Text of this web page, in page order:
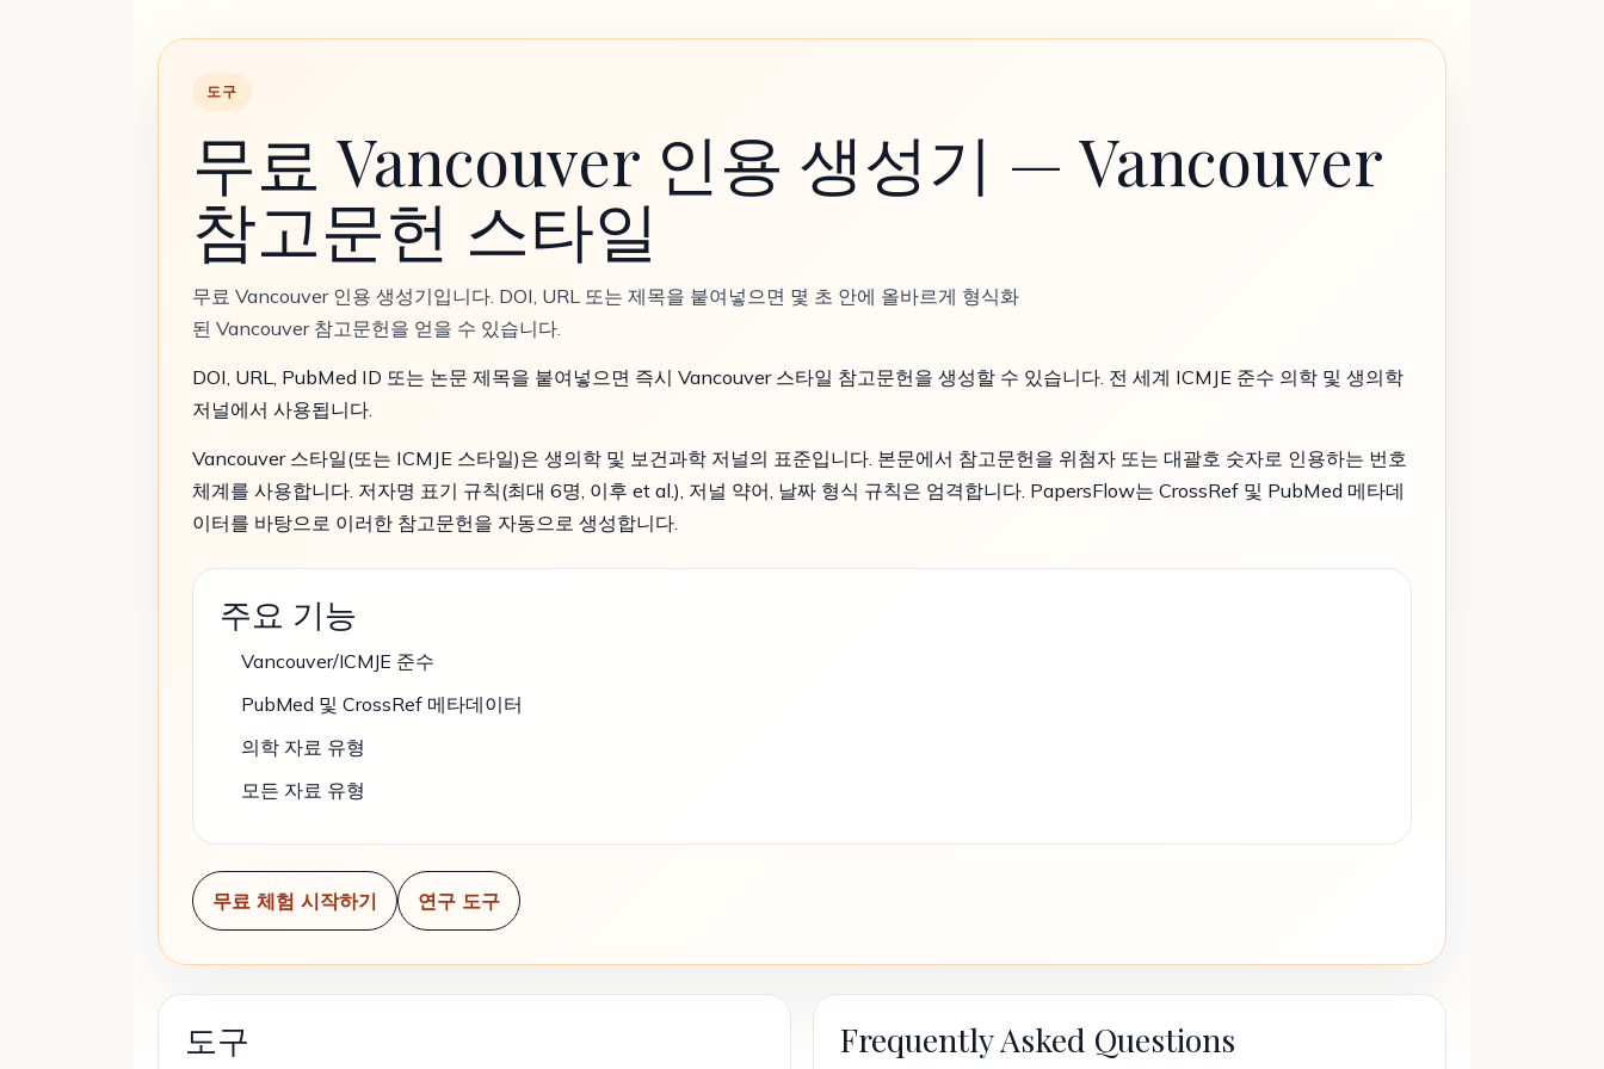
도구
무료 Vancouver 인용 생성기 — Vancouver
참고문헌 스타일
무료 Vancouver 인용 생성기입니다. DOI, URL 또는 제목을 붙여넣으면 몇 초 안에 올바르게 형식화
된 Vancouver 참고문헌을 얻을 수 있습니다.
DOI, URL, PubMed ID 또는 논문 제목을 붙여넣으면 즉시 Vancouver 스타일 참고문헌을 생성할 수 있습니다. 전 세계 ICMJE 준수 의학 및 생의학
저널에서 사용됩니다.
Vancouver 스타일(또는 ICMJE 스타일)은 생의학 및 보건과학 저널의 표준입니다. 본문에서 참고문헌을 위첨자 또는 대괄호 숫자로 인용하는 번호
체계를 사용합니다. 저자명 표기 규칙(최대 6명, 이후 et al.), 저널 약어, 날짜 형식 규칙은 엄격합니다. PapersFlow는 CrossRef 및 PubMed 메타데
이터를 바탕으로 이러한 참고문헌을 자동으로 생성합니다.
주요 기능
Vancouver/ICMJE 준수
PubMed 및 CrossRef 메타데이터
의학 자료 유형
모든 자료 유형
무료 체험 시작하기 연구 도구
도구 Frequently Asked Questions